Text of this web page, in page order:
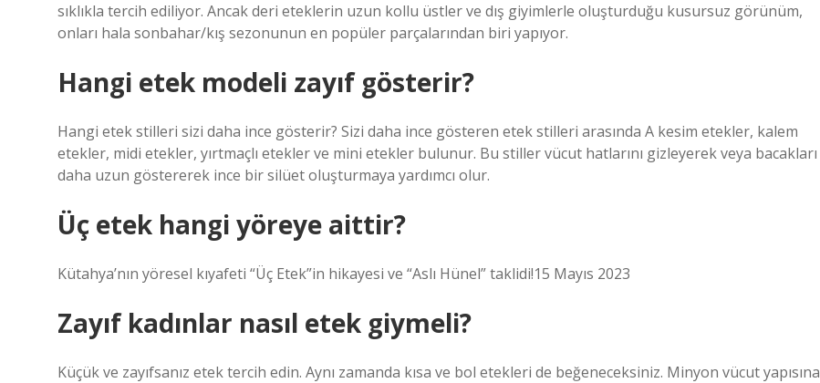
sıklıkla tercih ediliyor. Ancak deri eteklerin uzun kollu üstler ve dış giyimlerle oluşturduğu kusursuz görünüm,
onları hala sonbahar/kış sezonunun en popüler parçalarından biri yapıyor.
Hangi etek modeli zayıf gösterir?
Hangi etek stilleri sizi daha ince gösterir? Sizi daha ince gösteren etek stilleri arasında A kesim etekler, kalem
etekler, midi etekler, yırtmaçlı etekler ve mini etekler bulunur. Bu stiller vücut hatlarını gizleyerek veya bacakları
daha uzun göstererek ince bir silüet oluşturmaya yardımcı olur.
Üç etek hangi yöreye aittir?
Kütahya’nın yöresel kıyafeti “Üç Etek”in hikayesi ve “Aslı Hünel” taklidi!15 Mayıs 2023
Zayıf kadınlar nasıl etek giymeli?
Küçük ve zayıfsanız etek tercih edin. Aynı zamanda kısa ve bol etekleri de beğeneceksiniz. Minyon vücut yapısına